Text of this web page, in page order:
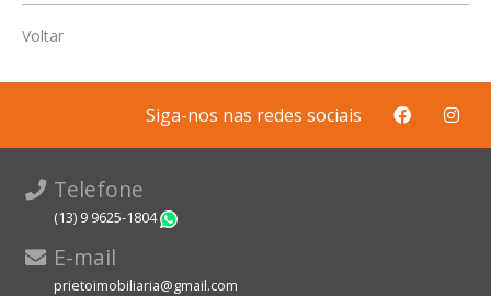
Voltar
Siga-nos nas redes sociais
Telefone
(13) 9 9625-1804
E-mail
prietoimobiliaria@gmail.com